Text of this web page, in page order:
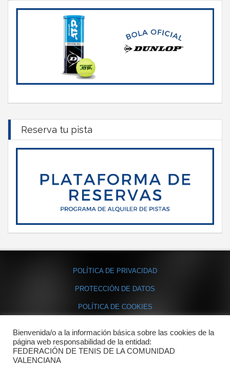
Reserva tu pista
POLÍTICA DE PRIVACIDAD
PROTECCIÓN DE DATOS
POLÍTICA DE COOKIES
Contacto
Dónde estamos
Bienvenida/o a la información básica sobre las cookies de la
página web responsabilidad de la entidad:
FEDERACIÓN DE TENIS DE LA COMUNIDAD
VALENCIANA